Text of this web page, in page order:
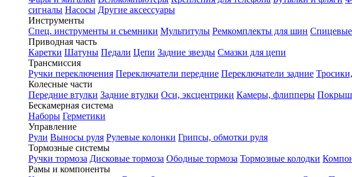
сигналы Насосы Другие аксессуары
Инструменты
Спец. инструменты и съемники Мультитулы Ремкомплекты для шин
Приводная часть
Каретки Шатуны Педали Цепи Задние звезды Смазки для цепи
Трансмиссия
Ручки переключения Переключатели передние Переключатели задние
Колесные части
Передние втулки Задние втулки Оси, эксцентрики Камеры, флипперы
Бескамерная система
Наборы Герметики
Управление
Рули Выносы руля Рулевые колонки Грипсы, обмотки руля
Тормозные системы
Ручки тормоза Дисковые тормоза Ободные тормоза Тормозные колодки
Рамы и компоненты